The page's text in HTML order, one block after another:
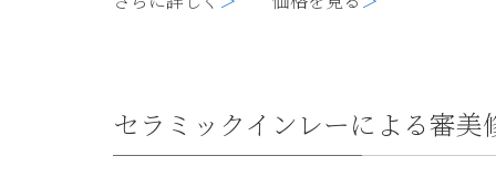
セラミックインレーによる審美